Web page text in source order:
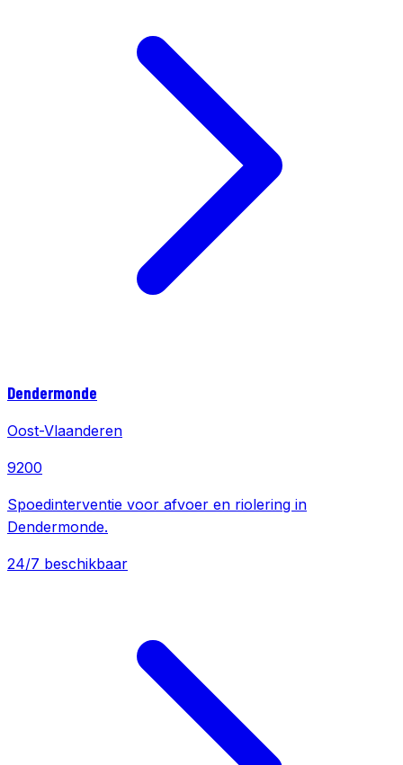
Dendermonde
Oost-Vlaanderen
9200
Spoedinterventie voor afvoer en riolering in
Dendermonde.
24/7 beschikbaar